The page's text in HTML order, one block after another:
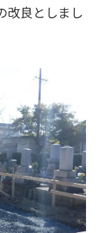
改良としまし